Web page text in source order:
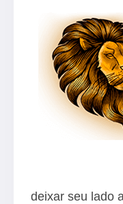
deixar seu lado